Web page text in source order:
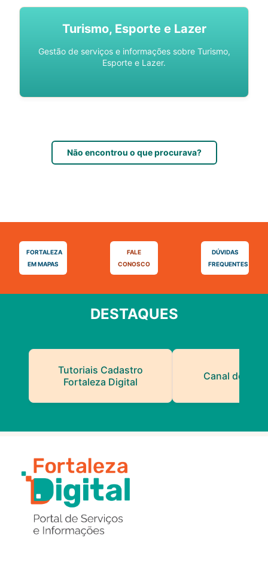
Turismo, Esporte e Lazer
Gestão de serviços e informações sobre Turismo,
Esporte e Lazer.
Não encontrou o que procurava?
FORTALEZA
EM MAPAS
FALE
CONOSCO
DÚVIDAS
FREQUENTES
DESTAQUES
Tutoriais Cadastro
Fortaleza Digital
Canal do